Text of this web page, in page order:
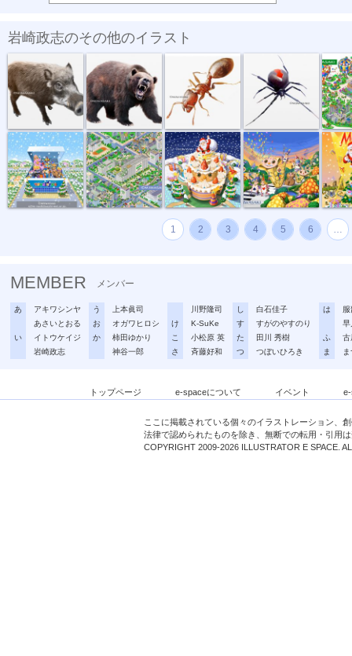
岩崎政志のその他のイラスト
危険生物・イ... 危険生物・クマ 危険生物・ヒ...
トイザラスポ... マンション・... サンタとクリ... 音楽会のパレ... メリ
1 2 3 4 5 6 …
MEMBER メンバー
あ
アキワシンヤ
あさいとおる
い
イトウケイジ
岩崎政志
う
上本眞司
お
オガワヒロシ
か
柿田ゆかり
神谷一郎
川野隆司
け
K-SuKe
こ
小松原 英
さ
斉藤好和
し
白石佳子
す
すがのやすのり
た
田川 秀樹
つ
つぼいひろき
は
早
ふ
古
ま
トップページ e-spaceについて イベント
ここに掲載されている個々のイラストレーション、
法律で認められたものを除き、無断での転用・引用
COPYRIGHT 2009-2026 ILLUSTRATOR E SPACE.